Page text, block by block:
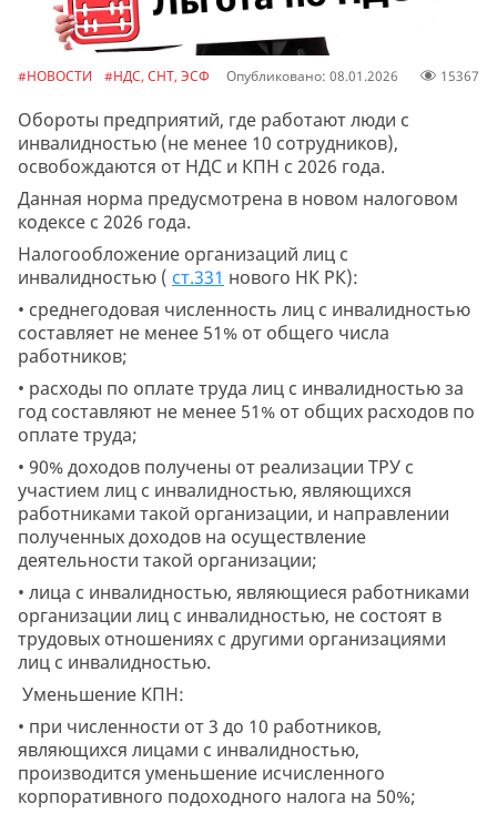
#НОВОСТИ #НДС, СНТ, ЭСФ Опубликовано: 08.01.2026 15367
Обороты предприятий, где работают люди с
инвалидностью (не менее 10 сотрудников),
освобождаются от НДС и КПН с 2026 года.
Данная норма предусмотрена в новом налоговом
кодексе с 2026 года.
Налогообложение организаций лиц с
инвалидностью ( ст.331 нового НК РК):
• среднегодовая численность лиц с инвалидностью
составляет не менее 51% от общего числа
работников;
• расходы по оплате труда лиц с инвалидностью за
год составляют не менее 51% от общих расходов по
оплате труда;
• 90% доходов получены от реализации ТРУ с
участием лиц с инвалидностью, являющихся
работниками такой организации, и направлении
полученных доходов на осуществление
деятельности такой организации;
• лица с инвалидностью, являющиеся работниками
организации лиц с инвалидностью, не состоят в
трудовых отношениях с другими организациями
лиц с инвалидностью.
Уменьшение КПН:
• при численности от 3 до 10 работников,
являющихся лицами с инвалидностью,
производится уменьшение исчисленного
корпоративного подоходного налога на 50%;